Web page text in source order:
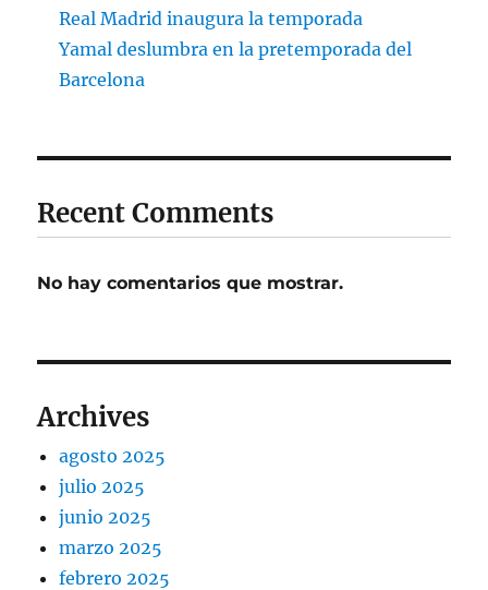
Real Madrid inaugura la temporada
Yamal deslumbra en la pretemporada del
Barcelona
Recent Comments
No hay comentarios que mostrar.
Archives
agosto 2025
julio 2025
junio 2025
marzo 2025
febrero 2025